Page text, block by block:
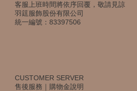
客服上班時間將依序回覆，敬請見諒
羽筳服飾股份有限公司
統一編號：83397506
CUSTOMER SERVER
售後服務 ｜ 購物金說明